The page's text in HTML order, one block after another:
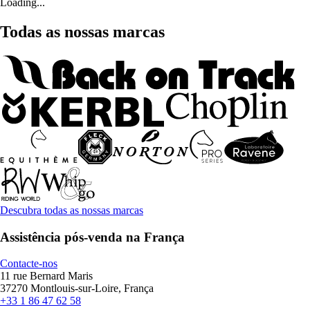
Loading...
Todas as nossas marcas
Descubra todas as nossas marcas
Assistência pós-venda na França
Contacte-nos
11 rue Bernard Maris
37270 Montlouis-sur-Loire, França
+33 1 86 47 62 58